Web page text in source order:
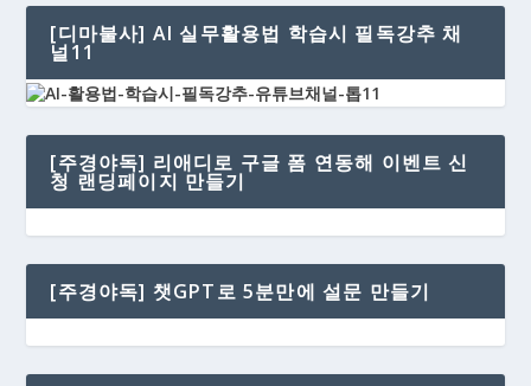
[디마불사] AI 실무활용법 학습시 필독강추 채
널11
[주경야독] 리애디로 구글 폼 연동해 이벤트 신
청 랜딩페이지 만들기
[주경야독] 챗GPT로 5분만에 설문 만들기